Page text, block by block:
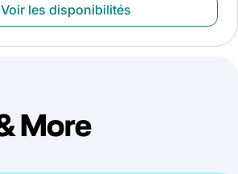
Voir les disponibilités